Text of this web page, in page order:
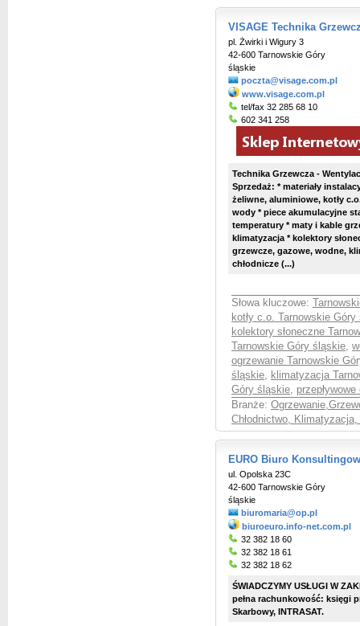
VISAGE Technika
pl. Żwirki i Wigury 3
42-600 Tarnowskie Góry
śląskie
poczta@visage.com.pl
www.visage.com.pl
tel/fax 32 285 68 10
602 341 258
Technika Grzewcza -
Sprzedaż: * materiały
żeliwne, aluminiowe, kotły
wody * piece akumulacyjne
temperatury * maty i kable
klimatyzacja * kolektory
grzewcze, gazowe, wodne,
chłodnicze (...)
Słowa kluczowe:
kotły c.o. Tarnowskie
kolektory słoneczne
Tarnowskie Góry śląskie,
ogrzewanie Tarnowskie
śląskie, klimatyzacja
Góry śląskie,
Branże:
Chłodnictwo,
EURO Biuro
ul. Opolska 23C
42-600 Tarnowskie Góry
śląskie
biuromaria@op.pl
biuroeuro.info-net.com.pl
32 382 18 60
32 382 18 61
32 382 18 62
ŚWIADCZYMY USŁUGI W
pełna rachunkowość: księgi
Skarbowy, INTRASAT.